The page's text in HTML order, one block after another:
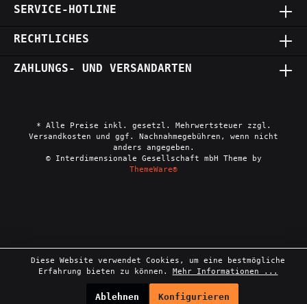
SERVICE-HOTLINE
RECHTLICHES
ZAHLUNGS- UND VERSANDARTEN
* Alle Preise inkl. gesetzl. Mehrwertsteuer zzgl.
Versandkosten und ggf. Nachnahmegebühren, wenn nicht
anders angegeben.
© Interdimensionale Gesellschaft mbH Theme by
ThemeWare®
Diese Website verwendet Cookies, um eine bestmögliche
Erfahrung bieten zu können. Mehr Informationen ...
Ablehnen Konfigurieren